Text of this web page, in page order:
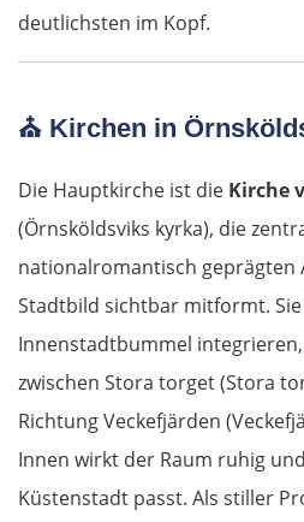
deutlichsten im Kopf.
⛪ Kirchen in
Die Hauptkirche ist die Kirche
(Örnsköldsviks kyrka), die
nationalromantisch geprägten
Stadtbild sichtbar mitformt.
Innenstadtbummel
zwischen Stora torget (Stora
Richtung Veckefjärden
Innen wirkt der Raum ruhig
Küstenstadt passt. Als stiller
Pompeji
Rom
Terni
Foligno
Perugia
Arezzo